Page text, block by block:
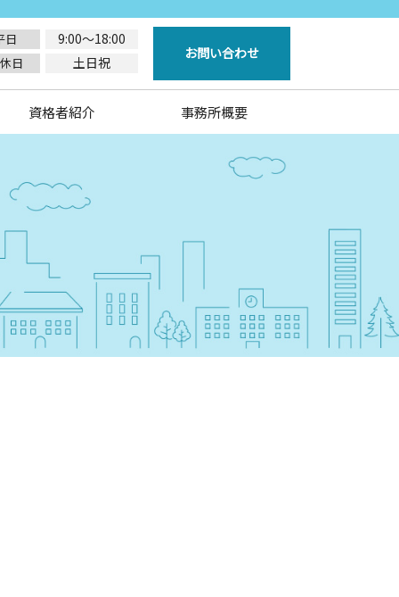
日 9:00～18:00
日 土日祝
お問い合わせ
資格者紹介 事務所概要